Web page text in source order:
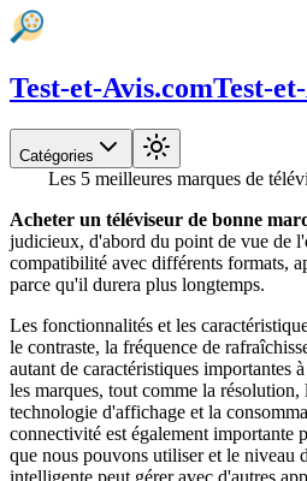
Test-et-Avis.comTest-
Catégories
Les 5 meilleures marques de
Acheter un téléviseur de bonne
judicieux, d'abord du point de vue de
compatibilité avec différents formats,
parce qu'il durera plus longtemps.
Les fonctionnalités et les
le contraste, la fréquence de
autant de caractéristiques importantes
les marques, tout comme la résolution,
technologie d'affichage et la
connectivité est également importante
que nous pouvons utiliser et le niveau
intelligente peut gérer avec d'autres